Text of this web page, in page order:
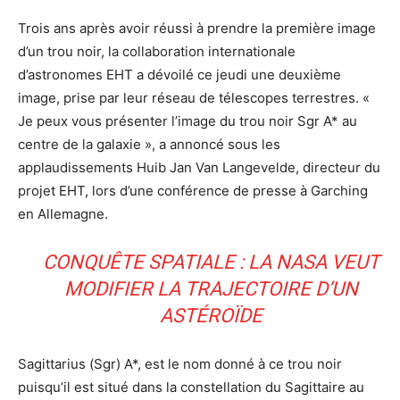
Trois ans après avoir réussi à prendre la première image
d’un trou noir, la collaboration internationale
d’astronomes EHT a dévoilé ce jeudi une deuxième
image, prise par leur réseau de télescopes terrestres. «
Je peux vous présenter l’image du trou noir Sgr A* au
centre de la galaxie », a annoncé sous les
applaudissements Huib Jan Van Langevelde, directeur du
projet EHT, lors d’une conférence de presse à Garching
en Allemagne.
CONQUÊTE SPATIALE : LA NASA VEUT
MODIFIER LA TRAJECTOIRE D’UN
ASTÉROÏDE
Sagittarius (Sgr) A*, est le nom donné à ce trou noir
puisqu’il est situé dans la constellation du Sagittaire au